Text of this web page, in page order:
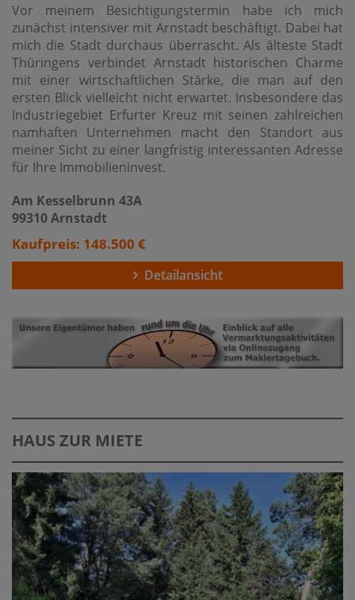
Vor meinem Besichtigungstermin habe ich mich
zunächst intensiver mit Arnstadt beschäftigt. Dabei hat
mich die Stadt durchaus überrascht. Als älteste Stadt
Thüringens verbindet Arnstadt historischen Charme
mit einer wirtschaftlichen Stärke, die man auf den
ersten Blick vielleicht nicht erwartet. Insbesondere das
Industriegebiet Erfurter Kreuz mit seinen zahlreichen
namhaften Unternehmen macht den Standort aus
meiner Sicht zu einer langfristig interessanten Adresse
für Ihre Immobilieninvest.
Am Kesselbrunn 43A
99310 Arnstadt
Kaufpreis: 148.500 €
Detailansicht
HAUS ZUR MIETE